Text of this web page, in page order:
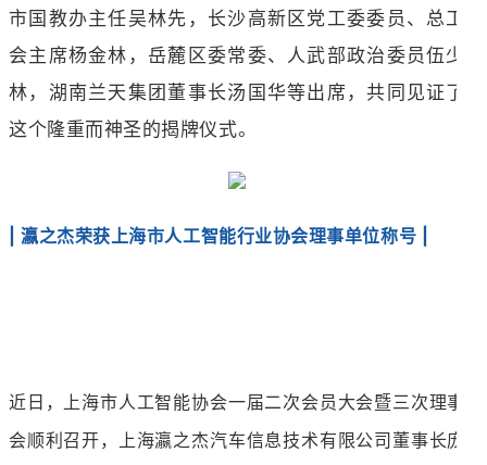
市国教办主任吴林先，长沙高新区党工委委员、总工
会主席杨金林，岳麓区委常委、人武部政治委员伍少
林，湖南兰天集团董事长汤国华等出席，共同见证了
这个隆重而神圣的揭牌仪式。
| 瀛之杰荣获上海市人工智能行业协会理事单位称号 |
近日，上海市人工智能协会一届二次会员大会暨三次理事
会顺利召开，上海瀛之杰汽车信息技术有限公司董事长庞